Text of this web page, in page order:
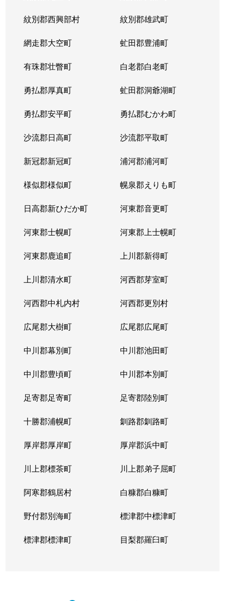
紋別郡西興部村 紋別郡雄武町
網走郡大空町 虻田郡豊浦町
有珠郡壮瞥町 白老郡白老町
勇払郡厚真町 虻田郡洞爺湖町
勇払郡安平町 勇払郡むかわ町
沙流郡日高町 沙流郡平取町
新冠郡新冠町 浦河郡浦河町
様似郡様似町 幌泉郡えりも町
日高郡新ひだか町 河東郡音更町
河東郡士幌町 河東郡上士幌町
河東郡鹿追町 上川郡新得町
上川郡清水町 河西郡芽室町
河西郡中札内村 河西郡更別村
広尾郡大樹町 広尾郡広尾町
中川郡幕別町 中川郡池田町
中川郡豊頃町 中川郡本別町
足寄郡足寄町 足寄郡陸別町
十勝郡浦幌町 釧路郡釧路町
厚岸郡厚岸町 厚岸郡浜中町
川上郡標茶町 川上郡弟子屈町
阿寒郡鶴居村 白糠郡白糠町
野付郡別海町 標津郡中標津町
標津郡標津町 目梨郡羅臼町